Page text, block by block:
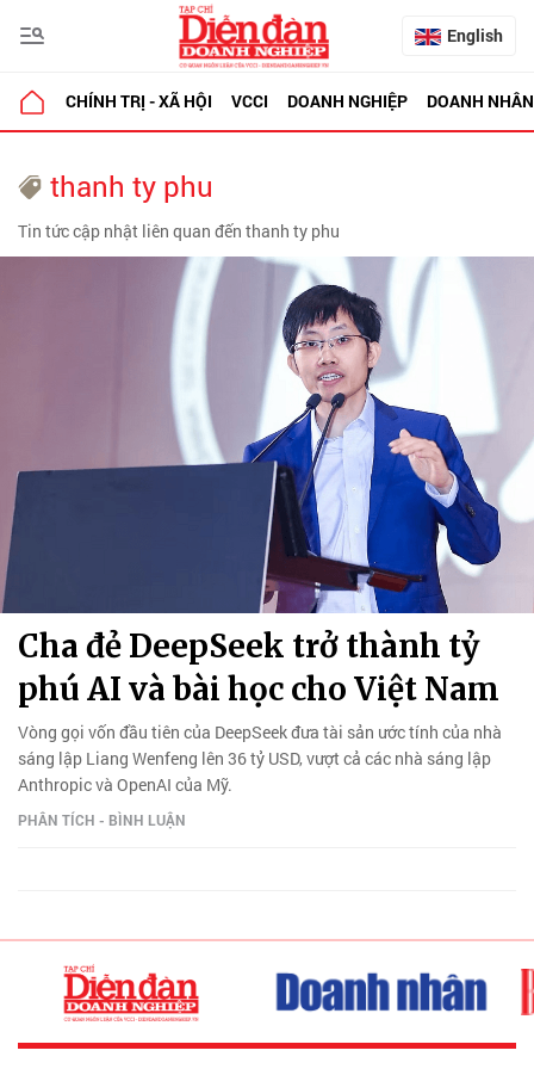
English
CHÍNH TRỊ - XÃ HỘI VCCI DOANH NGHIỆP DOANH NHÂN
thanh ty phu
Tin tức cập nhật liên quan đến thanh ty phu
Cha đẻ DeepSeek trở thành tỷ
phú AI và bài học cho Việt Nam
Vòng gọi vốn đầu tiên của DeepSeek đưa tài sản ước tính của nhà
sáng lập Liang Wenfeng lên 36 tỷ USD, vượt cả các nhà sáng lập
Anthropic và OpenAI của Mỹ.
PHÂN TÍCH - BÌNH LUẬN